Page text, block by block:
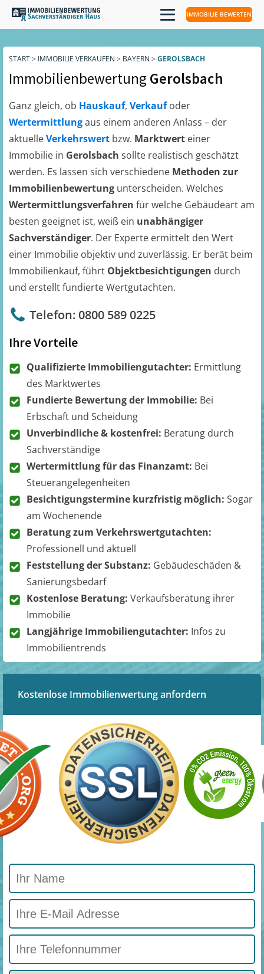
IMMOBILIE BEWERTEN
START> IMMOBILIE VERKAUFEN > BAYERN > GEROLSBACH
ImmobilienbewertungGerolsbach
Ganz gleich, ob Hauskauf, Verkaufoder
Wertermittlungaus einem anderen Anlass – der
aktuelleVerkehrswert bzw. Marktwert einer
Immobilie in Gerolsbach sollte realistisch geschätzt
werden. Es lassen sich verschiedene Methoden zur
Immobilienbewertung unterscheiden. Welches
Wertermittlungsverfahren für welche Gebäudeart am
besten geeignet ist, weiß ein unabhängiger
Sachverständiger. Der Experte ermittelt den Wert
einer Immobilie objektiv und zuverlässig. Er berät beim
Immobilienkauf, führt Objektbesichtigungen durch
und erstellt fundierte Wertgutachten.
Telefon: 0800 589 0225
Ihre Vorteile
Qualifizierte Immobiliengutachter: Ermittlung
des Marktwertes
Fundierte Bewertung der Immobilie: Bei
Erbschaft und Scheidung
Unverbindliche & kostenfrei: Beratung durch
Sachverständige
Wertermittlung für das Finanzamt: Bei
Steuerangelegenheiten
Besichtigungstermine kurzfristig möglich: Sogar
am Wochenende
Beratung zum Verkehrswertgutachten:
Professionell und aktuell
Feststellung der Substanz: Gebäudeschäden &
Sanierungsbedarf
Kostenlose Beratung: Verkaufsberatung ihrer
Immobilie
Langjährige Immobiliengutachter: Infos zu
Immobilientrends
Kostenlose Immobilienwertung anfordern